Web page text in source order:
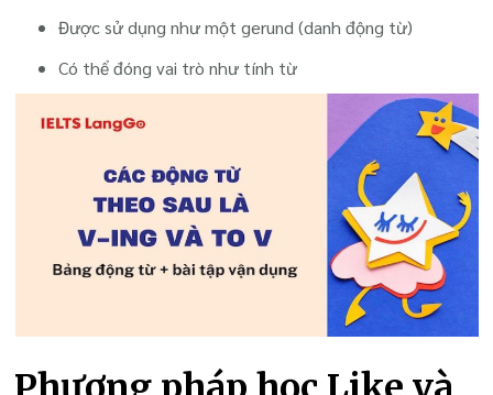
Được sử dụng như một gerund (danh động từ)
Có thể đóng vai trò như tính từ